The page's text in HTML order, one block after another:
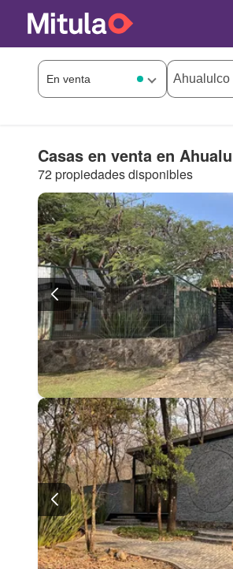
Casas en venta en
72 propiedades disponibles